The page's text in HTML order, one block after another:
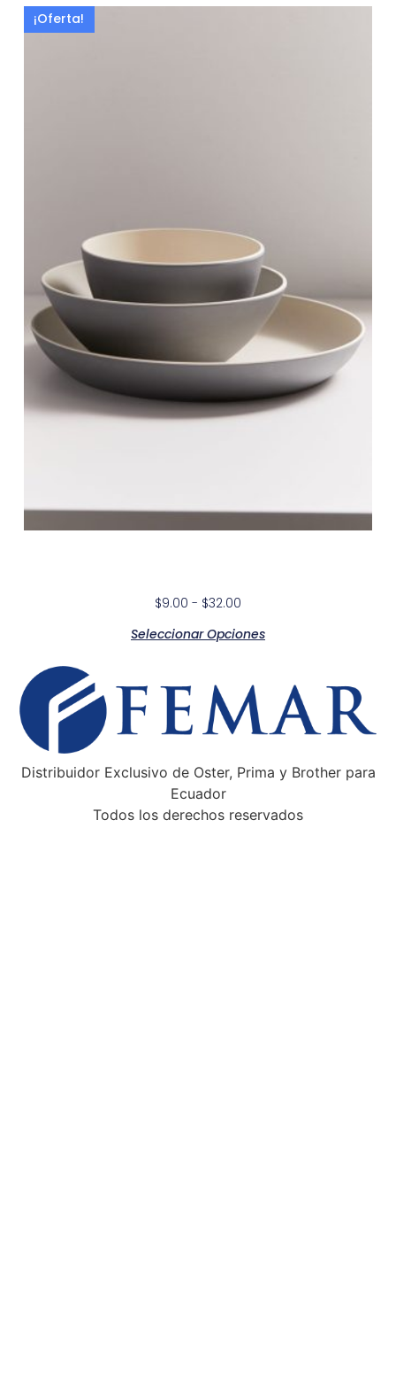
¡Oferta!
$9.00 - $32.00
Seleccionar Opciones
Distribuidor Exclusivo de Oster, Prima y Brother para
Ecuador
Todos los derechos reservados